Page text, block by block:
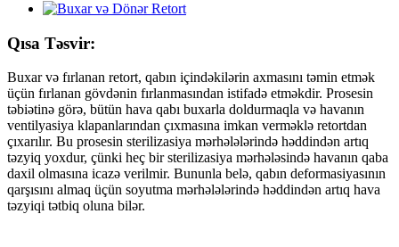
Qısa Təsvir:
Buxar və fırlanan retort, qabın içindəkilərin axmasını təmin etmək
üçün fırlanan gövdənin fırlanmasından istifadə etməkdir. Prosesin
təbiətinə görə, bütün hava qabı buxarla doldurmaqla və havanın
ventilyasiya klapanlarından çıxmasına imkan verməklə retortdan
çıxarılır. Bu prosesin sterilizasiya mərhələlərində həddindən artıq
təzyiq yoxdur, çünki heç bir sterilizasiya mərhələsində havanın qaba
daxil olmasına icazə verilmir. Bununla belə, qabın deformasiyasının
qarşısını almaq üçün soyutma mərhələlərində həddindən artıq hava
təzyiqi tətbiq oluna bilər.